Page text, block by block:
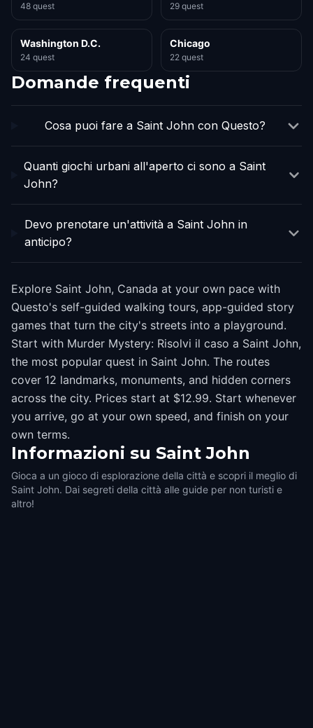
48 quest 29 quest
Washington D.C.
24 quest
Chicago
22 quest
Domande frequenti
Cosa puoi fare a Saint John con Questo?
Quanti giochi urbani all'aperto ci sono a Saint
John?
Devo prenotare un'attività a Saint John in
anticipo?
Explore Saint John, Canada at your own pace with
Questo's self-guided walking tours, app-guided story
games that turn the city's streets into a playground.
Start with Murder Mystery: Risolvi il caso a Saint John,
the most popular quest in Saint John. The routes
cover 12 landmarks, monuments, and hidden corners
across the city. Prices start at $12.99. Start whenever
you arrive, go at your own speed, and finish on your
own terms.
Informazioni su Saint John
Gioca a un gioco di esplorazione della città e scopri il meglio di
Saint John. Dai segreti della città alle guide per non turisti e
altro!